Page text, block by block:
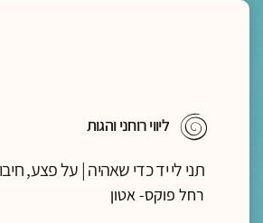
ליווי רוחני והגות
תני לי יד כדי שאהיה | על פצע,
רחל פוקס- אטון